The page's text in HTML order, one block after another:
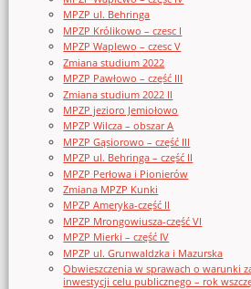
MPZP ul. Behringa
MPZP Królikowo – czesc I
MPZP Waplewo – czesc V
Zmiana studium 2022
MPZP Pawłowo – część III
Zmiana studium 2022 II
MPZP jezioro Jemiołowo
MPZP Wilcza – obszar A
MPZP Gąsiorowo – część III
MPZP ul. Behringa – część II
MPZP Perłowa i Pionierów
Zmiana MPZP Kunki
MPZP Ameryka-część II
MPZP Mrongowiusza-część VI
MPZP Mierki – część IV
MPZP ul. Grunwaldzka i Mazurska
Obwieszczenia w sprawach o warunki
inwestycji celu publicznego – rok